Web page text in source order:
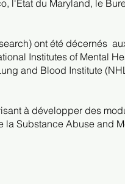
l'État du Maryland, le
ont été décernés
Institutes of Mental
and Blood Institute
à développer des
Substance Abuse and